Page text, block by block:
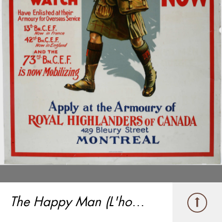
The Happy Man (L'homme heureux)